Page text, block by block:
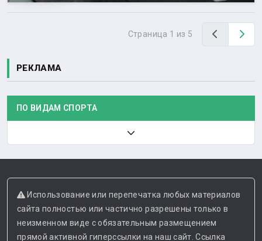
Страница 1 из 5 Назад
РЕКЛАМА
ПО ВИДАМ СПОРТА
Использование или перепечатка любых материалов
сайта полностью или частично разрешены только в
неизменном виде с обязательным размещением
прямой активной гиперссылки на наш сайт. Ссылка